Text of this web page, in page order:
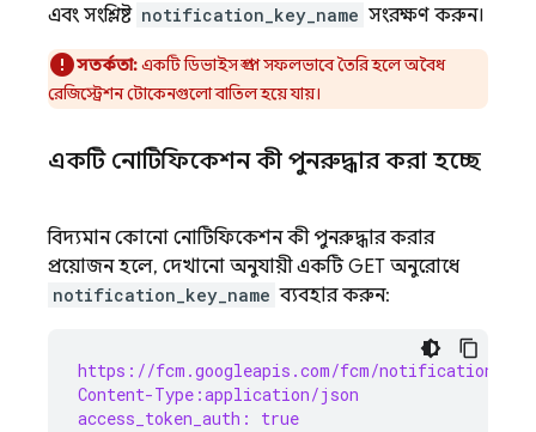
এবং সংশ্লিষ্ট notification_key_name সংরক্ষণ করুন।
সতর্কতা:একটি ডিভাইস গ্রুপ সফলভাবে তৈরি হলে অবৈধ
রেজিস্ট্রেশন টোকেনগুলো বাতিল হয়ে যায়।
একটি নোটিফিকেশন কী পুনরুদ্ধার করা হচ্ছে
বিদ্যমান কোনো নোটিফিকেশন কী পুনরুদ্ধার করার
প্রয়োজন হলে, দেখানো অনুযায়ী একটি GET অনুরোধে
notification_key_name ব্যবহার করুন:
https://fcm.googleapis.com/fcm/
Content-Type:application/json
access_token_auth: true